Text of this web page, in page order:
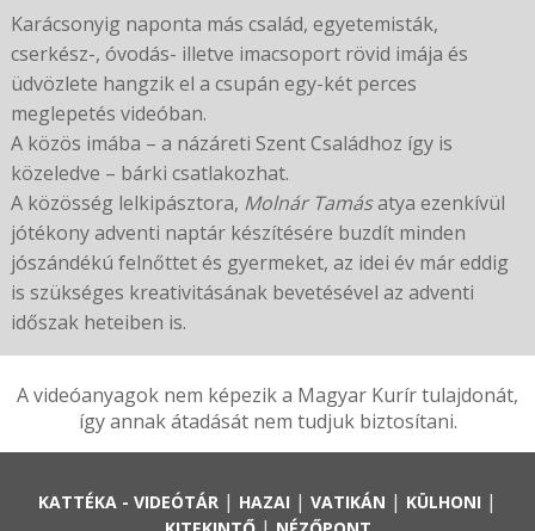
Karácsonyig naponta más család, egyetemisták,
cserkész-, óvodás- illetve imacsoport rövid imája és
üdvözlete hangzik el a csupán egy-két perces
meglepetés videóban.
A közös imába – a názáreti Szent Családhoz így is
közeledve – bárki csatlakozhat.
A közösség lelkipásztora, Molnár Tamásatya ezenkívül
jótékony adventi naptár készítésére buzdít minden
jószándékú felnőttet és gyermeket, az idei év már eddig
is szükséges kreativitásának bevetésével az adventi
időszak heteiben is.
A videóanyagok nem képezik a Magyar Kurír tulajdonát,
így annak átadását nem tudjuk biztosítani.
KATTÉKA - VIDEÓTÁR | HAZAI | VATIKÁN | KÜLHONI |